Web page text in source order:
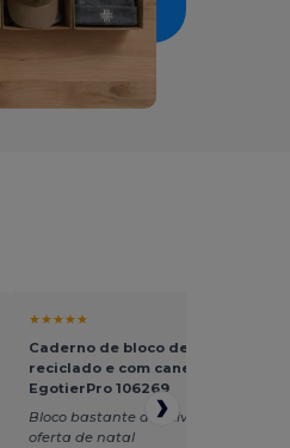
★★★★★
Caderno de bloco de notas A7 em
reciclado e com caneta "Zuse" -
EgotierPro 106269
Bloco bastante atrativo e excelente
oferta de natal